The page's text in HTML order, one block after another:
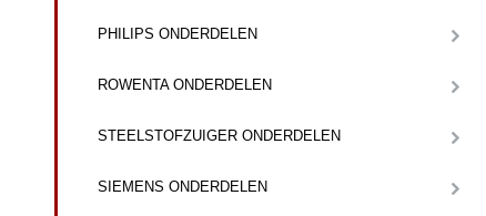
PHILIPS ONDERDELEN
ROWENTA ONDERDELEN
STEELSTOFZUIGER ONDERDELEN
SIEMENS ONDERDELEN